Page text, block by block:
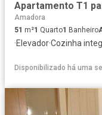
Apartamento T1
Amadora
51 m²1 Quarto1 Banheiro
·Elevador·Cozinha
Disponibilizado há uma